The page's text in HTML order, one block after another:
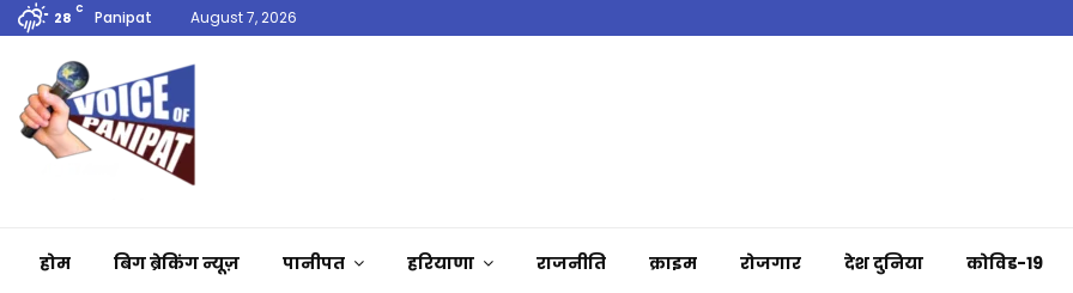
28 C Panipat August 7, 2026
होम बिग ब्रेकिंग न्यूज़ पानीपत हरियाणा राजनीति क्राइम रोजगार देश दुनिया कोविड-19